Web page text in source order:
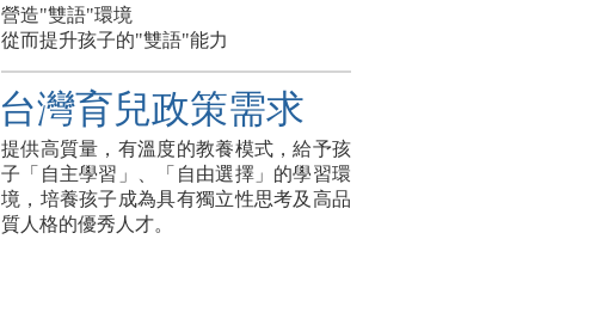
營造"雙語"環境
​從而提升孩子的"雙語"能力
台灣育兒政策需求
提供高質量，有溫度的教養模式，給予孩
子「自主學習」、「自由選擇」的學習環
境，培養孩子成為具有獨立性思考及高品
質人格的優秀人才。